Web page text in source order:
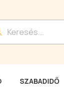
SZABADIDŐ